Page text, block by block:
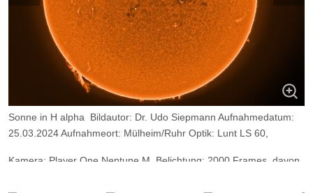
Sonne in H alpha Bildautor: Dr. Udo Siepmann Aufnahmedatum:
25.03.2024 Aufnahmeort: Mülheim/Ruhr Optik: Lunt LS 60,
Kamera: Player One Neptune M, Belichtung: 2000 Frames, davon